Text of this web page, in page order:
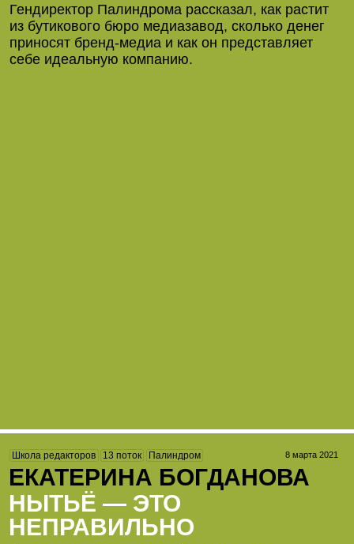
Гендиректор Палиндрома рассказал, как растит
из бутикового бюро медиазавод, сколько денег
приносят бренд-медиа и как он представляет
себе идеальную компанию.
Школа редакторов 13 поток Палиндром 8 марта 2021
ЕКАТЕРИНА БОГДАНОВА
НЫТЬЁ — ЭТО
НЕПРАВИЛЬНО